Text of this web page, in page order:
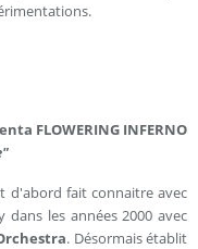
FLOWERING INFERNO
d'abord fait connaitre avec
dans les années 2000 avec
. Désormais établit